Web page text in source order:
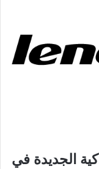
الجديدة في